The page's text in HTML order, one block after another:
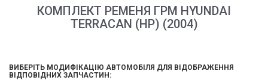
КОМПЛЕКТ РЕМЕНЯ ГРМ HYUNDAI
TERRACAN (HP) (2004)
ВИБЕРІТЬ МОДИФІКАЦІЮ АВТОМОБІЛЯ ДЛЯ ВІДОБРАЖЕННЯ
ВІДПОВІДНИХ ЗАПЧАСТИН: